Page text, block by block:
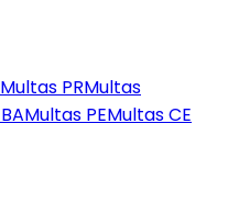
Multas PRMultas
BAMultas PEMultasCE